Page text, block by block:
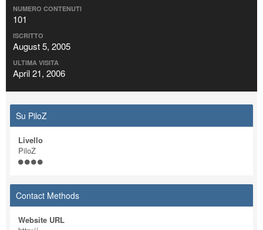
NUMERO CONTENUTI
101
ISCRITTO
August 5, 2005
ULTIMA VISITA
April 21, 2006
Su PiloZ
Livello
PiloZ
Contact Methods
Website URL